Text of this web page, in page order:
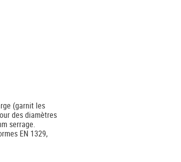
(garnit les
des diamètres
serrage.
EN 1329,